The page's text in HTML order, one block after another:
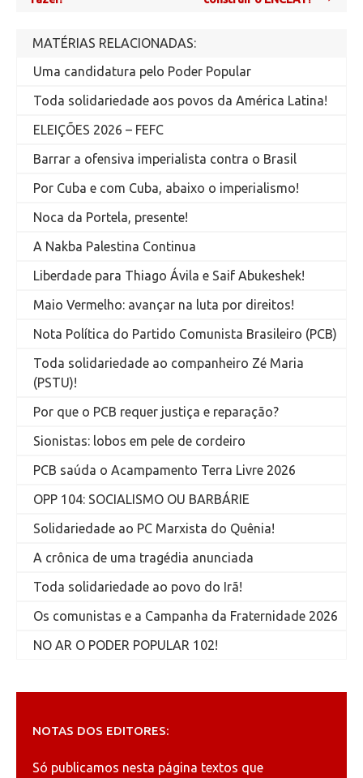
MATÉRIAS RELACIONADAS:
Uma candidatura pelo Poder Popular
Toda solidariedade aos povos da América Latina!
ELEIÇÕES 2026 – FEFC
Barrar a ofensiva imperialista contra o Brasil
Por Cuba e com Cuba, abaixo o imperialismo!
Noca da Portela, presente!
A Nakba Palestina Continua
Liberdade para Thiago Ávila e Saif Abukeshek!
Maio Vermelho: avançar na luta por direitos!
Nota Política do Partido Comunista Brasileiro (PCB)
Toda solidariedade ao companheiro Zé Maria
(PSTU)!
Por que o PCB requer justiça e reparação?
Sionistas: lobos em pele de cordeiro
PCB saúda o Acampamento Terra Livre 2026
OPP 104: SOCIALISMO OU BARBÁRIE
Solidariedade ao PC Marxista do Quênia!
A crônica de uma tragédia anunciada
Toda solidariedade ao povo do Irã!
Os comunistas e a Campanha da Fraternidade 2026
NO AR O PODER POPULAR 102!
NOTAS DOS EDITORES:
Só publicamos nesta página textos que